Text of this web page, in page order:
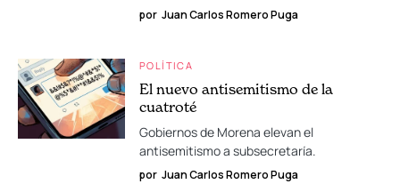
por Juan Carlos Romero Puga
POLÍTICA
El nuevo antisemitismo de la
cuatroté
Gobiernos de Morena elevan el
antisemitismo a subsecretaría.
por Juan Carlos Romero Puga